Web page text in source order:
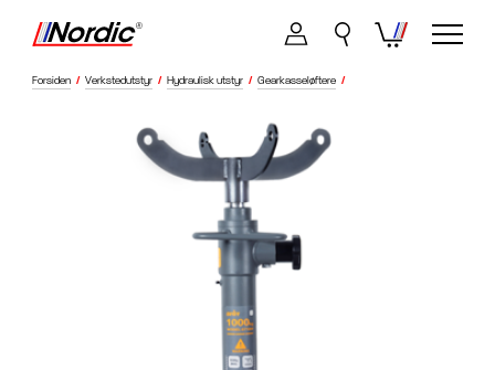
Forsiden / Verkstedutstyr / Hydraulisk utstyr / Gearkasseløftere /